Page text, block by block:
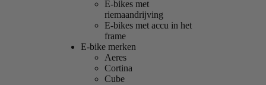
E-bikes met
riemaandrijving
E-bikes met accu in het
frame
E-bike merken
Aeres
Cortina
Cube